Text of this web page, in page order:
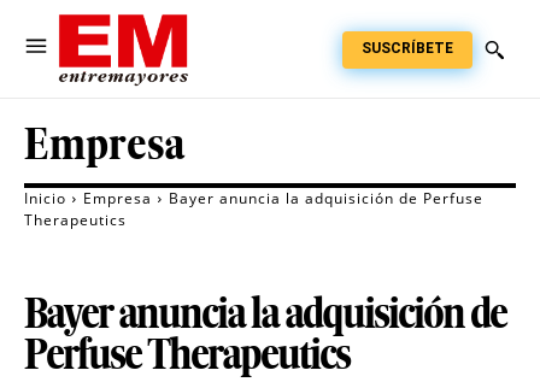
SUSCRÍBETE
Empresa
Inicio Empresa
Bayer anuncia la adquisición de Perfuse
Therapeutics
Bayer anuncia la adquisición de
Perfuse Therapeutics